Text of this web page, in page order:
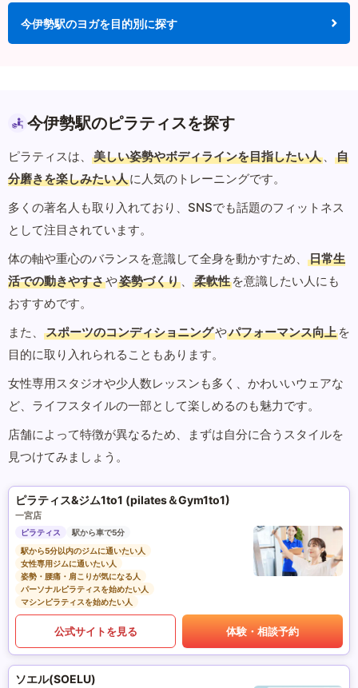
今伊勢駅のヨガを目的別に探す
今伊勢駅のピラティスを探す
ピラティスは、 美しい姿勢やボディラインを目指したい人 、
自
分磨きを楽しみたい人に人気のトレーニングです。
多くの著名人も取り入れており、SNSでも話題のフィットネス
として注目されています。
体の軸や重心のバランスを意識して全身を動かすため、
日常生
活での動きやすさや姿勢づくり 、 柔軟性 を意識したい人にも
おすすめです。
また、
スポーツのコンディショニングやパフォーマンス向上 を
目的に取り入れられることもあります。
女性専用スタジオや少人数レッスンも多く、かわいいウェアな
ど、ライフスタイルの一部として楽しめるのも魅力です。
店舗によって特徴が異なるため、まずは自分に合うスタイルを
見つけてみましょう。
ピラティス&ジム1to1 (pilates＆Gym1to1)
一宮店
ピラティス
駅から車で5分
駅から5分以内のジムに通いたい人
女性専用ジムに通いたい人
姿勢・腰痛・肩こりが気になる人
パーソナルピラティスを始めたい人
マシンピラティスを始めたい人
公式サイトを見る 体験・相談予約
ソエル(SOELU)